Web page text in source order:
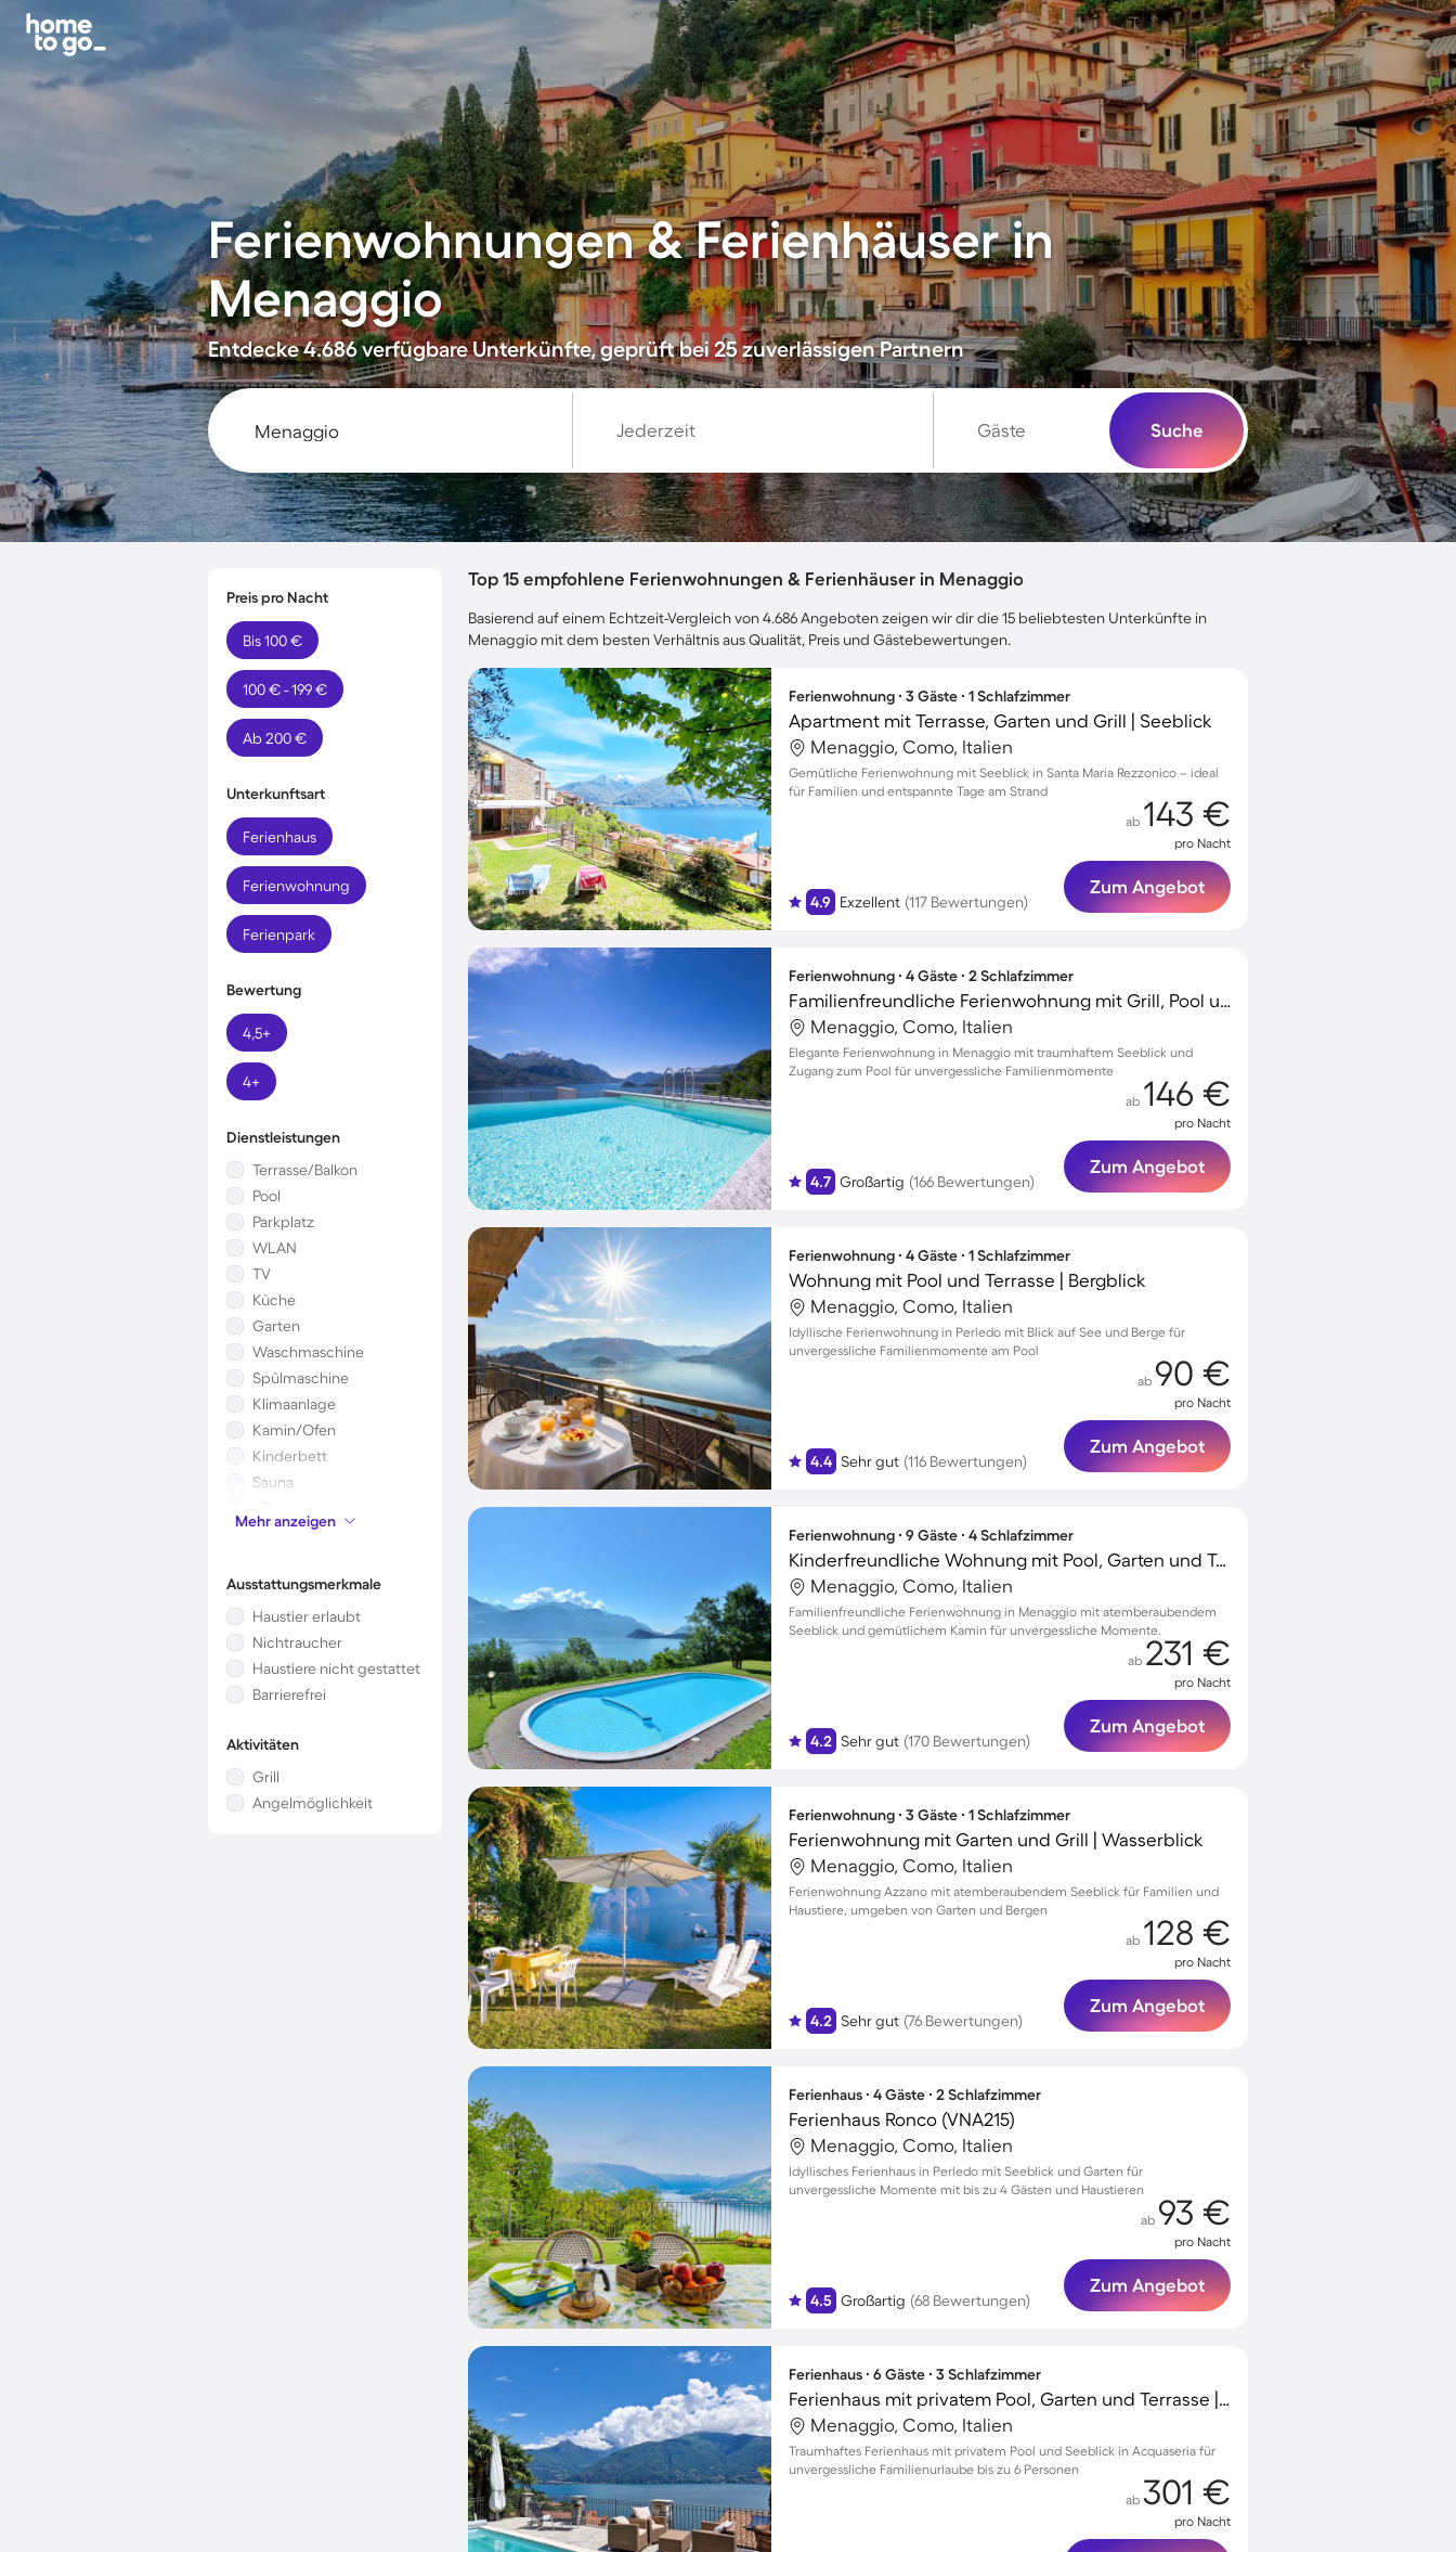
Ferienwohnungen & Ferienhäuser in
Menaggio
Entdecke 4.686 verfügbare Unterkünfte, geprüft bei 25 zuverlässigen Partnern
Jederzeit Gäste Suche
Preis pro Nacht
Bis 100 €
100 € - 199 €
Ab 200 €
Unterkunftsart
Ferienhaus
Ferienwohnung
Ferienpark
Bewertung
4,5+
4+
Dienstleistungen
Terrasse/Balkon
Pool
Parkplatz
WLAN
TV
Küche
Garten
Waschmaschine
Spülmaschine
Klimaanlage
Kamin/Ofen
Kinderbett
Sauna
Mikrowelle
Whirlpool
Mehr anzeigen
Ausstattungsmerkmale
Haustier erlaubt
Nichtraucher
Haustiere nicht gestattet
Barrierefrei
Aktivitäten
Grill
Angelmöglichkeit
Top 15 empfohlene Ferienwohnungen & Ferienhäuser in Menaggio
Basierend auf einem Echtzeit-Vergleich von 4.686 Angeboten zeigen wir dir die 15 beliebtesten Unterkünfte in
Menaggio mit dem besten Verhältnis aus Qualität, Preis und Gästebewertungen.
Ferienwohnung ∙ 3 Gäste ∙ 1 Schlafzimmer
Apartment mit Terrasse, Garten und Grill | Seeblick
Menaggio, Como, Italien
Gemütliche Ferienwohnung mit Seeblick in Santa Maria Rezzonico – ideal
für Familien und entspannte Tage am Strand
4.9 Exzellent (117 Bewertungen)
ab 143 €
pro Nacht
Zum Angebot
Ferienwohnung ∙ 4 Gäste ∙ 2 Schlafzimmer
Familienfreundliche Ferienwohnung mit Grill, Pool und Terrasse | Wasserblick
Menaggio, Como, Italien
Elegante Ferienwohnung in Menaggio mit traumhaftem Seeblick und
Zugang zum Pool für unvergessliche Familienmomente
4.7 Großartig (166 Bewertungen)
ab 146 €
pro Nacht
Zum Angebot
Ferienwohnung ∙ 4 Gäste ∙ 1 Schlafzimmer
Wohnung mit Pool und Terrasse | Bergblick
Menaggio, Como, Italien
Idyllische Ferienwohnung in Perledo mit Blick auf See und Berge für
unvergessliche Familienmomente am Pool
4.4 Sehr gut (116 Bewertungen)
ab 90 €
pro Nacht
Zum Angebot
Ferienwohnung ∙ 9 Gäste ∙ 4 Schlafzimmer
Kinderfreundliche Wohnung mit Pool, Garten und Terrasse | Bergblick
Menaggio, Como, Italien
Familienfreundliche Ferienwohnung in Menaggio mit atemberaubendem
Seeblick und gemütlichem Kamin für unvergessliche Momente.
4.2 Sehr gut (170 Bewertungen)
ab 231 €
pro Nacht
Zum Angebot
Ferienwohnung ∙ 3 Gäste ∙ 1 Schlafzimmer
Ferienwohnung mit Garten und Grill | Wasserblick
Menaggio, Como, Italien
Ferienwohnung Azzano mit atemberaubendem Seeblick für Familien und
Haustiere, umgeben von Garten und Bergen
4.2 Sehr gut (76 Bewertungen)
ab 128 €
pro Nacht
Zum Angebot
Ferienhaus ∙ 4 Gäste ∙ 2 Schlafzimmer
Ferienhaus Ronco (VNA215)
Menaggio, Como, Italien
Idyllisches Ferienhaus in Perledo mit Seeblick und Garten für
unvergessliche Momente mit bis zu 4 Gästen und Haustieren
4.5 Großartig (68 Bewertungen)
ab 93 €
pro Nacht
Zum Angebot
Ferienhaus ∙ 6 Gäste ∙ 3 Schlafzimmer
Ferienhaus mit privatem Pool, Garten und Terrasse | Seeblick
Menaggio, Como, Italien
Traumhaftes Ferienhaus mit privatem Pool und Seeblick in Acquaseria für
unvergessliche Familienurlaube bis zu 6 Personen
ab 301 €
pro Nacht